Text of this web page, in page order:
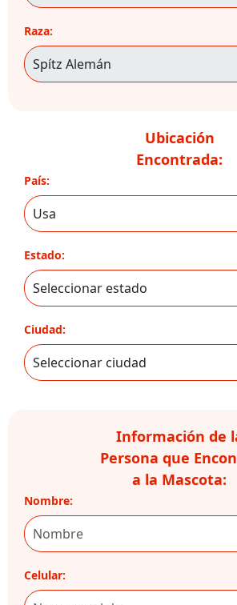
Raza:
Ubicación
Encontrada:
País:
Estado:
Ciudad:
Información de
Persona que
a la Mascota:
Nombre:
Celular: